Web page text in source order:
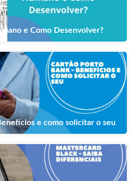
e Como Desenvolver?
e como solicitar o seu